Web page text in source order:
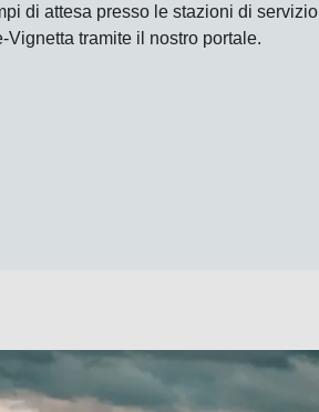
di attesa presso le stazioni di
Vignetta tramite il nostro portale.